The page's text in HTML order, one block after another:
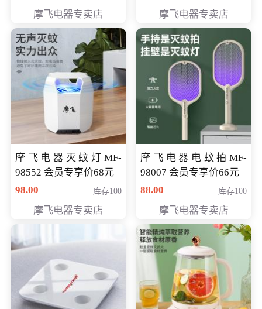
摩飞电器专卖店 摩飞电器专卖店
摩飞电器灭蚊灯MF-
98552 会员专享价68元
98.00
库存100
摩飞电器专卖店
摩飞电器电蚊拍MF-
98007 会员专享价66元
88.00
库存100
摩飞电器专卖店